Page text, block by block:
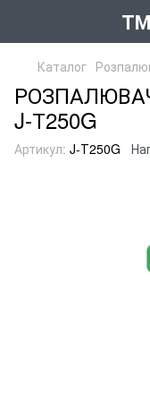
Каталог
J-Т250G
Артикул: J-Т250G